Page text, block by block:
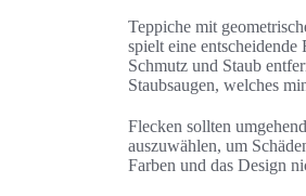
Teppiche mit
spielt eine
Schmutz und Staub
Staubsaugen, welches
Flecken sollten
auszuwählen, um
Farben und das Design